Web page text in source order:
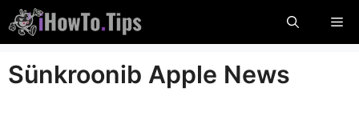
Ööbige
sisu
Sünkroonib Apple News